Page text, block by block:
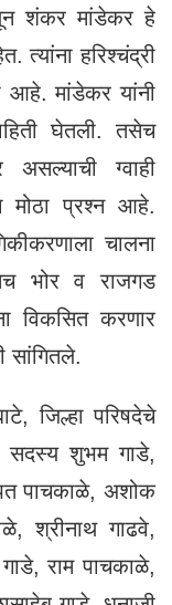
शंकर मांडेकर हे
त्यांना हरिश्चंद्री
आहे. मांडेकर यांनी
घेतली. तसेच
ग्वाही
मोठा प्रश्न आहे.
चालना
भोर व राजगड
विकसित करणार
सांगितले.
जिल्हा परिषदेचे
सदस्य शुभम गाडे,
पाचकाळे, अशोक
श्रीनाथ गाढवे,
राम पाचकाळे,